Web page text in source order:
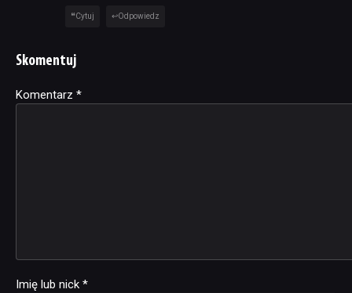
Cytuj Odpowiedz
Skomentuj
Komentarz *
Imię lub nick *
Alternative: